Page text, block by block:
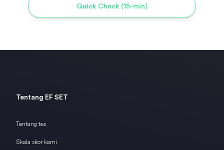
Quick Check (15-min)
Tentang EF SET
Tentang tes
Skala skor kami